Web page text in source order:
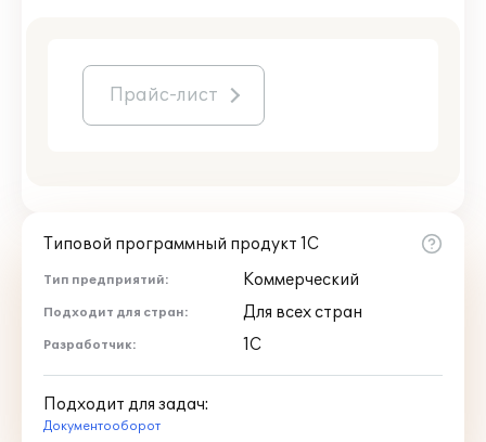
Прайс-лист
Типовой программный продукт 1С
Тип предприятий: Коммерческий
Подходит для стран: Для всех стран
Разработчик: 1С
Подходит для задач:
Документооборот